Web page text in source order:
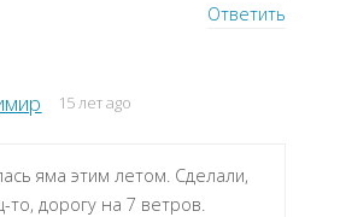
Ответить
15 лет ago
яма этим летом. Сделали,
то, дорогу на 7 ветров.